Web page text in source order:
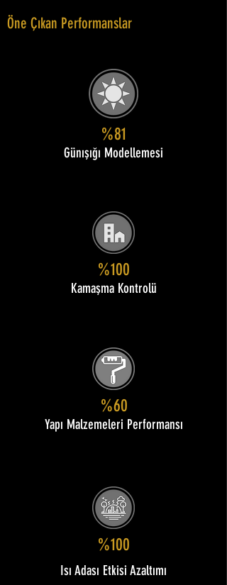
Öne Çıkan Performanslar
%81
Günışığı Modellemesi
%100
Kamaşma Kontrolü
%60
Yapı Malzemeleri Performansı
%100
Isı Adası Etkisi Azaltımı